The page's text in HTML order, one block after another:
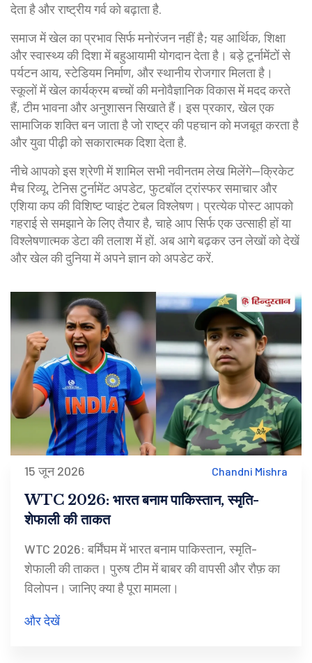
देता है और राष्ट्रीय गर्व को बढ़ाता है.
समाज में खेल का प्रभाव सिर्फ मनोरंजन नहीं है; यह आर्थिक, शिक्षा
और स्वास्थ्य की दिशा में बहुआयामी योगदान देता है। बड़े टूर्नामेंटों से
पर्यटन आय, स्टेडियम निर्माण, और स्थानीय रोजगार मिलता है।
स्कूलों में खेल कार्यक्रम बच्चों की मनोवैज्ञानिक विकास में मदद करते
हैं, टीम भावना और अनुशासन सिखाते हैं। इस प्रकार, खेल एक
सामाजिक शक्ति बन जाता है जो राष्ट्र की पहचान को मजबूत करता है
और युवा पीढ़ी को सकारात्मक दिशा देता है.
नीचे आपको इस श्रेणी में शामिल सभी नवीनतम लेख मिलेंगे—क्रिके‍ट
मैच रिव्यू, टेनिस टुर्नामेंट अपडेट, फुटबॉल ट्रांस्फर समाचार और
एशिया कप की विशिष्ट प्वाइंट टेबल विश्लेषण। प्रत्येक पोस्ट आपको
गहराई से समझाने के लिए तैयार है, चाहे आप सिर्फ एक उत्साही हों या
विश्लेषणात्मक डेटा की तलाश में हों. अब आगे बढ़कर उन लेखों को देखें
और खेल की दुनिया में अपने ज्ञान को अपडेट करें.
15 जून 2026 Chandni Mishra
WTC 2026: भारत बनाम पाकिस्तान, स्मृति-
शेफाली की ताकत
WTC 2026: बर्मिंघम में भारत बनाम पाकिस्तान, स्मृति-
शेफाली की ताकत। पुरुष टीम में बाबर की वापसी और रौफ़ का
विलोपन। जानिए क्या है पूरा मामला।
और देखें